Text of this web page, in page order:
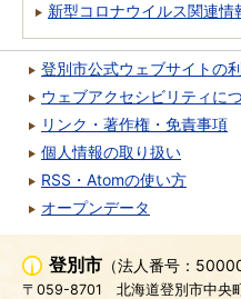
新型コロナウイルス関連情
登別市公式ウェブサイトの
ウェブアクセシビリティに
リンク・著作権・免責事項
個人情報の取り扱い
RSS・Atomの使い方
オープンデータ
登別市 （法人番号：
〒059-8701
北海道登別市中央